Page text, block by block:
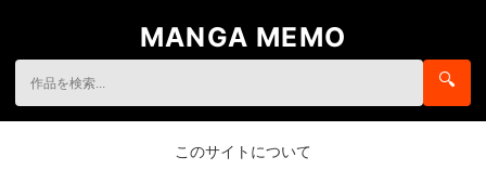
MANGA MEMO
🔍
このサイトについて